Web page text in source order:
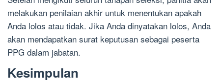
melakukan penilaian akhir untuk menentukan apakah
Anda lolos atau tidak. Jika Anda dinyatakan lolos, Anda
akan mendapatkan surat keputusan sebagai peserta
PPG dalam jabatan.
Kesimpulan